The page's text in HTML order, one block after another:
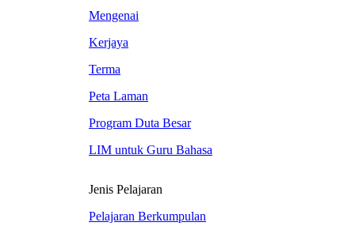
Mengenai
Kerjaya
Terma
Peta Laman
Program Duta Besar
LIM untuk Guru Bahasa
Jenis Pelajaran
Pelajaran Berkumpulan